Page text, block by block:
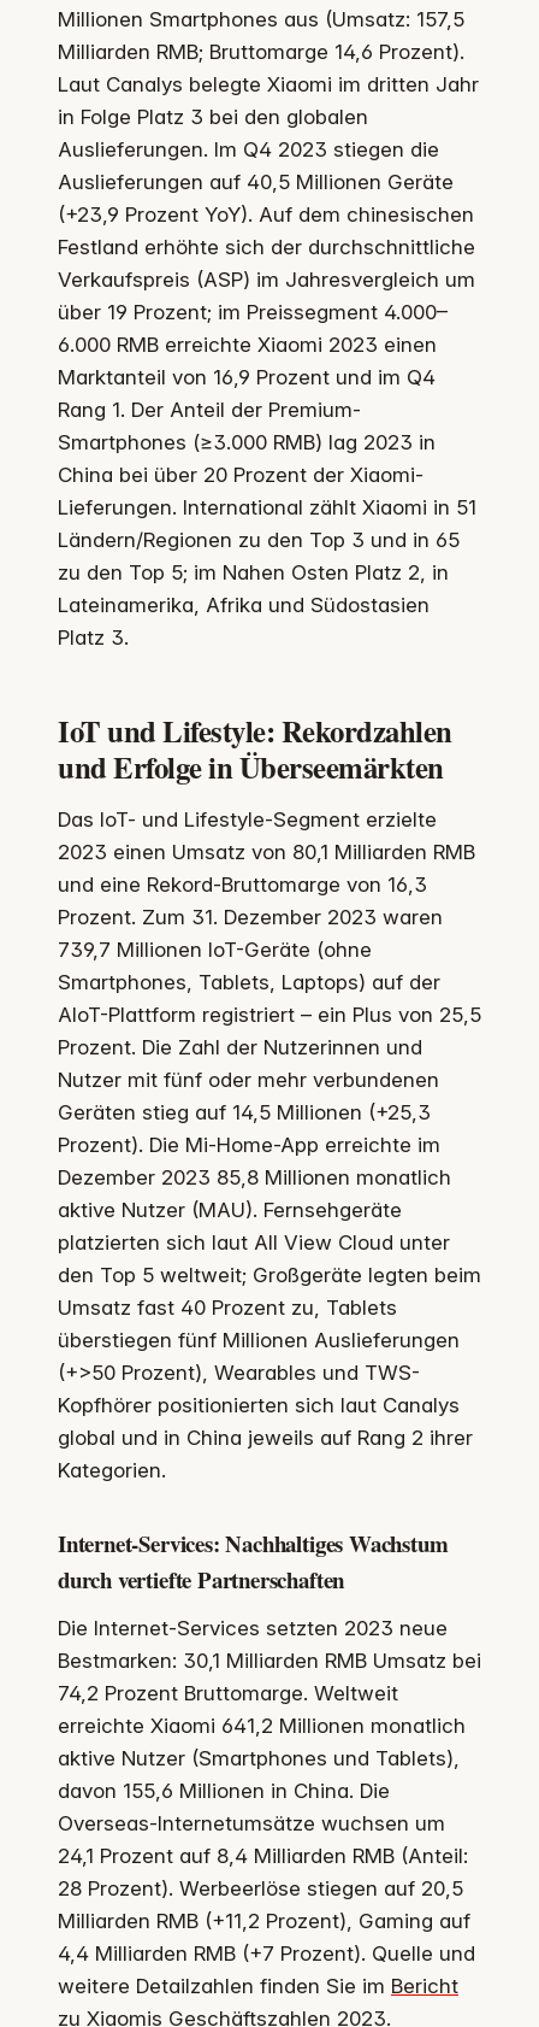
Millionen Smartphones aus (Umsatz: 157,5
Milliarden RMB; Bruttomarge 14,6 Prozent).
Laut Canalys belegte Xiaomi im dritten Jahr
in Folge Platz 3 bei den globalen
Auslieferungen. Im Q4 2023 stiegen die
Auslieferungen auf 40,5 Millionen Geräte
(+23,9 Prozent YoY). Auf dem chinesischen
Festland erhöhte sich der durchschnittliche
Verkaufspreis (ASP) im Jahresvergleich um
über 19 Prozent; im Preissegment 4.000–
6.000 RMB erreichte Xiaomi 2023 einen
Marktanteil von 16,9 Prozent und im Q4
Rang 1. Der Anteil der Premium-
Smartphones (≥3.000 RMB) lag 2023 in
China bei über 20 Prozent der Xiaomi-
Lieferungen. International zählt Xiaomi in 51
Ländern/Regionen zu den Top 3 und in 65
zu den Top 5; im Nahen Osten Platz 2, in
Lateinamerika, Afrika und Südostasien
Platz 3.
IoT und Lifestyle: Rekordzahlen
und Erfolge in Überseemärkten
Das IoT- und Lifestyle-Segment erzielte
2023 einen Umsatz von 80,1 Milliarden RMB
und eine Rekord-Bruttomarge von 16,3
Prozent. Zum 31. Dezember 2023 waren
739,7 Millionen IoT-Geräte (ohne
Smartphones, Tablets, Laptops) auf der
AIoT-Plattform registriert – ein Plus von 25,5
Prozent. Die Zahl der Nutzerinnen und
Nutzer mit fünf oder mehr verbundenen
Geräten stieg auf 14,5 Millionen (+25,3
Prozent). Die Mi-Home-App erreichte im
Dezember 2023 85,8 Millionen monatlich
aktive Nutzer (MAU). Fernsehgeräte
platzierten sich laut All View Cloud unter
den Top 5 weltweit; Großgeräte legten beim
Umsatz fast 40 Prozent zu, Tablets
überstiegen fünf Millionen Auslieferungen
(+>50 Prozent), Wearables und TWS-
Kopfhörer positionierten sich laut Canalys
global und in China jeweils auf Rang 2 ihrer
Kategorien.
Internet-Services: Nachhaltiges Wachstum
durch vertiefte Partnerschaften
Die Internet-Services setzten 2023 neue
Bestmarken: 30,1 Milliarden RMB Umsatz bei
74,2 Prozent Bruttomarge. Weltweit
erreichte Xiaomi 641,2 Millionen monatlich
aktive Nutzer (Smartphones und Tablets),
davon 155,6 Millionen in China. Die
Overseas-Internetumsätze wuchsen um
24,1 Prozent auf 8,4 Milliarden RMB (Anteil:
28 Prozent). Werbeerlöse stiegen auf 20,5
Milliarden RMB (+11,2 Prozent), Gaming auf
4,4 Milliarden RMB (+7 Prozent). Quelle und
weitere Detailzahlen finden Sie im Bericht
zu Xiaomis Geschäftszahlen 2023.